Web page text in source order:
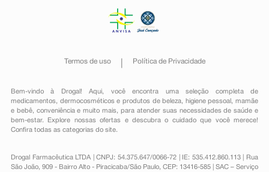
Termos de uso Política de Privacidade
Bem-vindo à Drogal! Aqui, você encontra uma seleção completa de
medicamentos , dermocosméticos e produtos de beleza, higiene pessoal ,mamãe
e bebê, conveniênciae muito mais, para atender suas necessidades de saúde e
bem-estar. Explore nossas ofertas e descubra o cuidado que você merece!
Confira todas as categorias do site.
Drogal Farmacêutica LTDA | CNPJ: 54.375.647/0066-72 | IE: 535.412.860.113 | Rua
São João, 909 - Bairro Alto - Piracicaba/São Paulo, CEP: 13416-585 | SAC – Serviço